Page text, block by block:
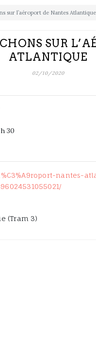
sur l’aéroport de Nantes Atlantique
SUR
ATLANTIQUE
02/10/2020
30
nantes-
(Tram 3)